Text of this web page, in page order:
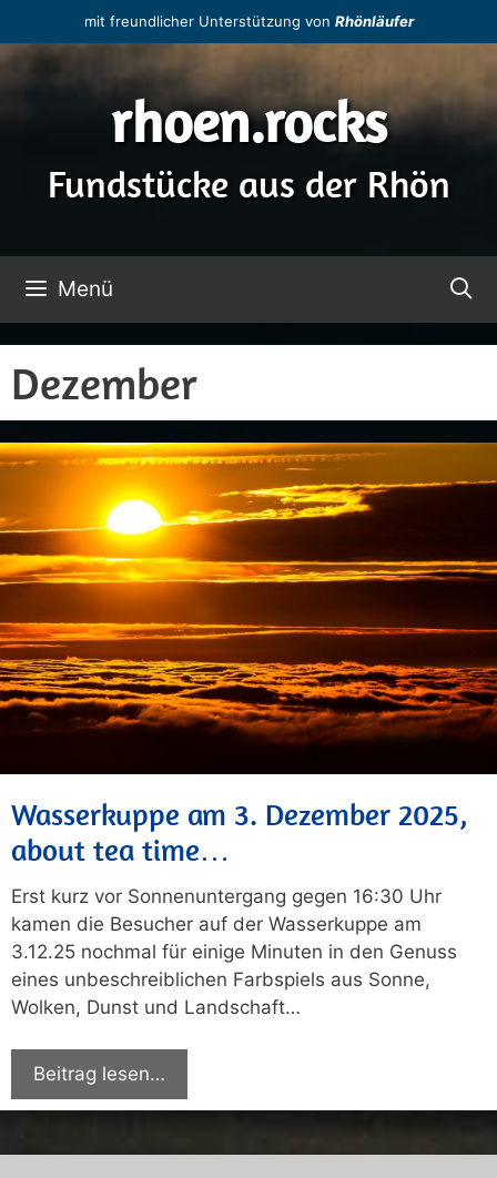
Inhalt
mit freundlicher Unterstützung von Rhönläufer
rhoen.rocks
Fundstücke aus der Rhön
Menü
Dezember
Wasserkuppe am 3. Dezember 2025,
about tea time…
Erst kurz vor Sonnenuntergang gegen 16:30 Uhr
kamen die Besucher auf der Wasserkuppe am
3.12.25 nochmal für einige Minuten in den Genuss
eines unbeschreiblichen Farbspiels aus Sonne,
Wolken, Dunst und Landschaft…
Beitrag lesen…